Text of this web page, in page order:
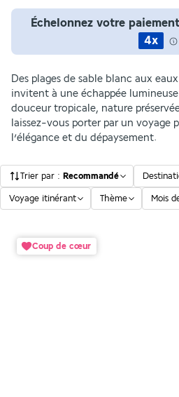
Échelonnez votre
4x
Des plages de sable blanc aux
invitent à une échappée
douceur tropicale, nature
laissez-vous porter par un voyage
l’élégance et du dépaysement.
Trier par : Recommandé
Voyage itinérant Thème Mois
Coup de cœur